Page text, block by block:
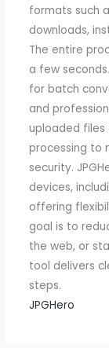
formats such
downloads,
The entire
a few
for batch
and
uploaded
processing to
security.
devices,
offering
goal is to
the web, or
tool delivers
steps.
JPGHero